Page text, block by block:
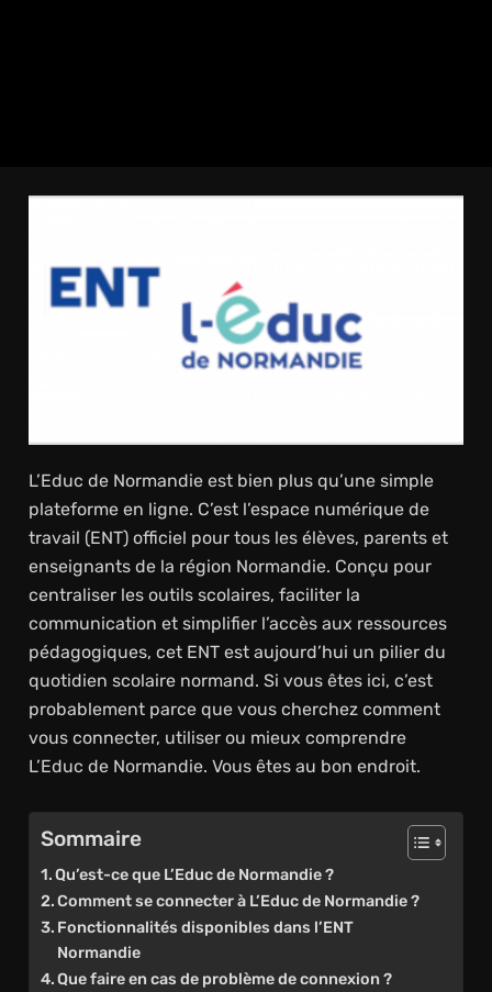
L’Educ de Normandie est bien plus qu’une simple
plateforme en ligne. C’est l’espace numérique de
travail (ENT) officiel pour tous les élèves, parents et
enseignants de la région Normandie. Conçu pour
centraliser les outils scolaires, faciliter la
communication et simplifier l’accès aux ressources
pédagogiques, cet ENT est aujourd’hui un pilier du
quotidien scolaire normand. Si vous êtes ici, c’est
probablement parce que vous cherchez comment
vous connecter, utiliser ou mieux comprendre
L’Educ de Normandie. Vous êtes au bon endroit.
Sommaire
Qu’est-ce que L’Educ de Normandie ?
Comment se connecter à L’Educ de Normandie ?
Fonctionnalités disponibles dans l’ENT
Normandie
Que faire en cas de problème de connexion ?